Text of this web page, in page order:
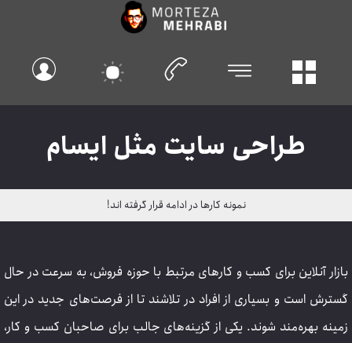
طراحی سایت مثل ایسام
نمونه کارها در ادامه قرار گرفته اند!
بازار آنلاین برای کسب و کارهای مرتبط با حوزه فروش، به سرعت در حال
گسترش است و بسیاری از افراد در تلاشند تا از فرصت‌های جدید در این
زمینه بهره‌مند شوند. یکی از گزینه‌های جالب برای صاحبان کسب و کار،